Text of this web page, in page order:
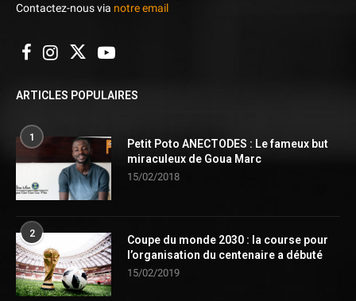
Contactez-nous via notre email
ARTICLES POPULAIRES
1
Petit Poto ANECTODES : Le fameux but
miraculeux de Goua Marc
15/02/2018
2
Coupe du monde 2030 : la course pour
l’organisation du centenaire a débuté
15/02/2019